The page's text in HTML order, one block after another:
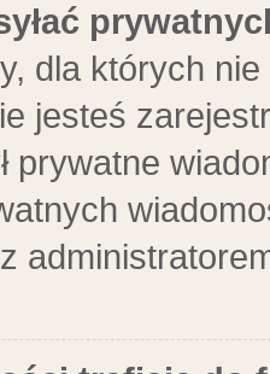
dla których
jesteś
prywatne